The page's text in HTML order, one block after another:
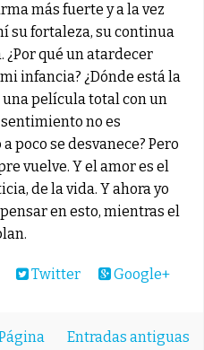
más fuerte y a la vez
su fortaleza, su continua
¿Por qué un atardecer
infancia? ¿Dónde está la
película total con un
sentimiento no es
poco se desvanece? Pero
vuelve. Y el amor es el
de la vida. Y ahora yo
en esto, mientras el
Twitter Google+
Entradas antiguas